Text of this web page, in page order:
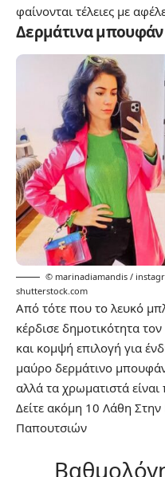
φαίνονται τέλειες με
Δερμάτινα μπουφάν
© marinadiamandis /
shutterstock.com
Από τότε που το λευκό
κέρδισε δημοτικότητα
και κομψή επιλογή για
μαύρο δερμάτινο
αλλά τα χρωματιστά
Δείτε ακόμη 10 Λάθη Στην
Παπουτσιών